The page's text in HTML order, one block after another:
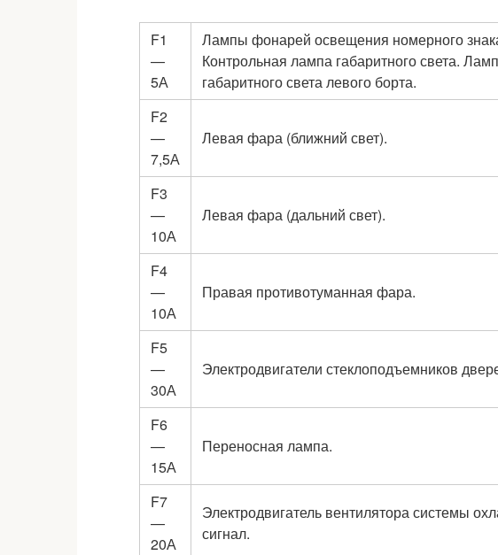
F1
—
5А
Лампы фонарей освещения номерного
Контрольная лампа габаритного света.
габаритного света левого борта.
F2
—
7,5А
Левая фара (ближний свет).
F3
—
10А
Левая фара (дальний свет).
F4
—
10А
Правая противотуманная фара.
F5
—
30А
Электродвигатели стеклоподъемников
F6
—
15А
Переносная лампа.
F7
—
20А
Электродвигатель вентилятора системы
сигнал.